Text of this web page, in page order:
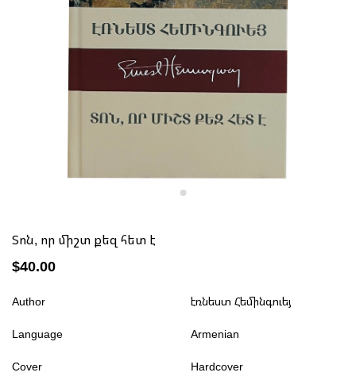
Տոն, որ միշտ քեզ հետ է
$40.00
Author էռնեստ Հեմինգուեյ
Language Armenian
Cover Hardcover